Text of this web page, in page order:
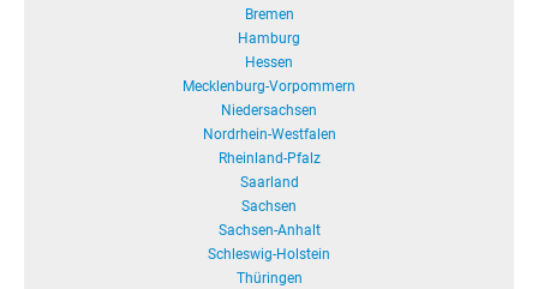
Bremen
Hamburg
Hessen
Mecklenburg-Vorpommern
Niedersachsen
Nordrhein-Westfalen
Rheinland-Pfalz
Saarland
Sachsen
Sachsen-Anhalt
Schleswig-Holstein
Thüringen